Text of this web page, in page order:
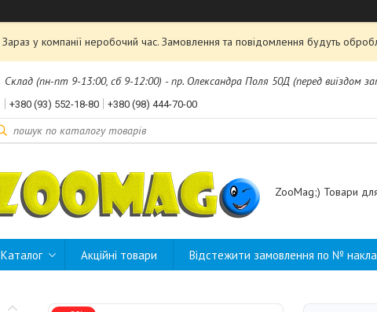
Зараз у компанії неробочий час. Замовлення та повідомлення будуть
Склад (пн-пт 9-13:00, сб 9-12:00) - пр. Олександра Поля 50Д (перед виїздом
+380 (93) 552-18-80 +380 (98) 444-70-00
ZooMag;) Товари
Каталог Акційні товари Відстежити замовлення по №